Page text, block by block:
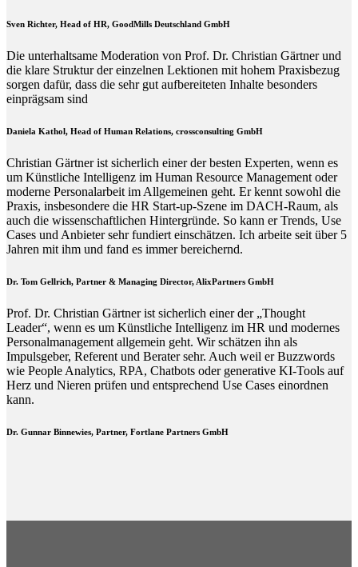
Sven Richter, Head of HR, GoodMills Deutschland GmbH
Die unterhaltsame Moderation von Prof. Dr. Christian Gärtner und
die klare Struktur der einzelnen Lektionen mit hohem Praxisbezug
sorgen dafür, dass die sehr gut aufbereiteten Inhalte besonders
einprägsam sind
Daniela Kathol, Head of Human Relations, crossconsulting GmbH
Christian Gärtner ist sicherlich einer der besten Experten, wenn es
um Künstliche Intelligenz im Human Resource Management oder
moderne Personalarbeit im Allgemeinen geht. Er kennt sowohl die
Praxis, insbesondere die HR Start-up-Szene im DACH-Raum, als
auch die wissenschaftlichen Hintergründe. So kann er Trends, Use
Cases und Anbieter sehr fundiert einschätzen. Ich arbeite seit über 5
Jahren mit ihm und fand es immer bereichernd.
Dr. Tom Gellrich, Partner & Managing Director, AlixPartners GmbH
Prof. Dr. Christian Gärtner ist sicherlich einer der „Thought
Leader“, wenn es um Künstliche Intelligenz im HR und modernes
Personalmanagement allgemein geht. Wir schätzen ihn als
Impulsgeber, Referent und Berater sehr. Auch weil er Buzzwords
wie People Analytics, RPA, Chatbots oder generative KI-Tools auf
Herz und Nieren prüfen und entsprechend Use Cases einordnen
kann.
Dr. Gunnar Binnewies, Partner, Fortlane Partners GmbH